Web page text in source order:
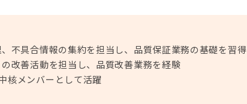
不具合情報の集約を担当し、品質保証業務の基礎を習得
改善活動を担当し、品質改善業務を経験
核メンバーとして活躍